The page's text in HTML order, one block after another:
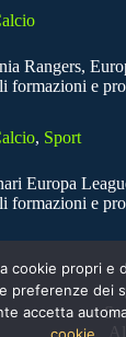
Rangers,
formazioni e
, Sport
Europa
formazioni e
cookie propri e
preferenze dei
accetta